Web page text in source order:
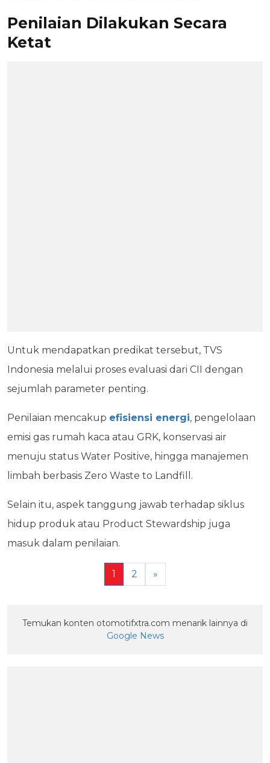
Penilaian Dilakukan Secara
Ketat
Untuk mendapatkan predikat tersebut, TVS
Indonesia melalui proses evaluasi dari CII dengan
sejumlah parameter penting.
Penilaian mencakup efisiensi energi, pengelolaan
emisi gas rumah kaca atau GRK, konservasi air
menuju status Water Positive, hingga manajemen
limbah berbasis Zero Waste to Landfill.
Selain itu, aspek tanggung jawab terhadap siklus
hidup produk atau Product Stewardship juga
masuk dalam penilaian.
1 2 »
Temukan konten otomotifxtra.com menarik lainnya di
Google News